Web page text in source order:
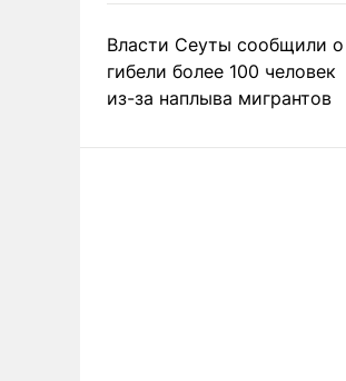
Власти Сеуты сообщили о
гибели более 100 человек
из-за наплыва мигрантов